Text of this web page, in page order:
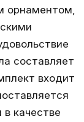
орнаментом,
составляет
входит
качестве